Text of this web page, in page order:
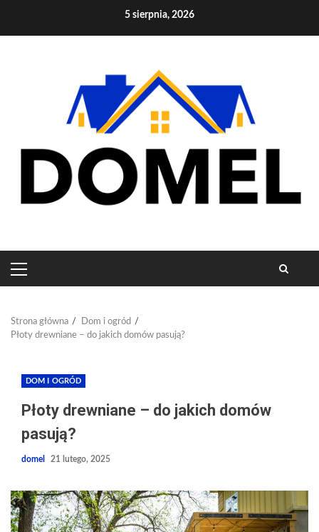
5 sierpnia, 2026
PRIMARY
MENU
Strona główna
Dom i ogród
Płoty drewniane – do jakich domów pasują?
DOM I OGRÓD
Płoty drewniane – do jakich domów
pasują?
domel 21 lutego, 2025